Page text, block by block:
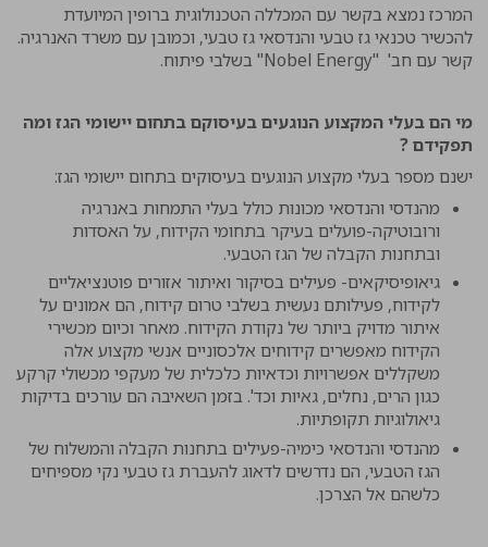
המרכז נמצא בקשר עם המכללה הטכנולוגית ברופין המיועדת
להכשיר טכנאי גז טבעי והנדסאי גז טבעי, וכמובן עם משרד האנרגיה.
קשר עם חב' "Nobel Energy" בשלבי פיתוח.
מי הם בעלי המקצוע הנוגעים בעיסוקם בתחום יישומי הגז ומה
תפקידם ?
ישנם מספר בעלי מקצוע הנוגעים בעיסוקים בתחום יישומי הגז:
מהנדסי והנדסאי מכונות כולל בעלי התמחות באנרגיה
ורובוטיקה-פועלים בעיקר בתחומי הקידוח, על האסדות
ובתחנות הקבלה של הגז הטבעי.
גיאופיסיקאים- פעילים בסיקור ואיתור אזורים פוטנציאליים
לקידוח, פעילותם נעשית בשלבי טרום קידוח, הם אמונים על
איתור מדויק ביותר של נקודת הקידוח. מאחר וכיום מכשירי
הקידוח מאפשרים קידוחים אלכסוניים אנשי מקצוע אלה
משקללים אפשרויות וכדאיות כלכלית של מעקפי מכשולי קרקע
כגון הרים, נחלים, גאיות וכד'. בזמן השאיבה הם עורכים בדיקות
גיאולוגיות תקופתיות.
מהנדסי והנדסאי כימיה-פעילים בתחנות הקבלה והמשלוח של
הגז הטבעי, הם נדרשים לדאוג להעברת גז טבעי נקי מספיחים
כלשהם אל הצרכן.